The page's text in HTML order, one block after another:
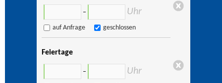
– Uhr
auf Anfrage geschlossen
Feiertage
– Uhr